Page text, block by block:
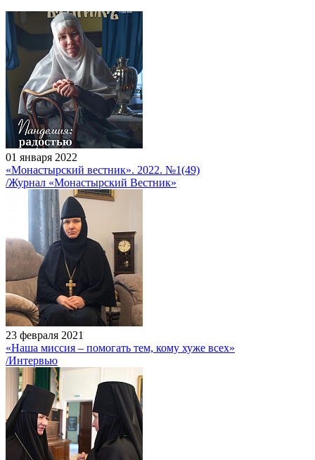
01 января 2022
«Монастырский вестник». 2022. №1(49)
/Журнал «Монастырский Вестник»
23 февраля 2021
«Наша миссия – помогать тем, кому хуже всех»
/Интервью